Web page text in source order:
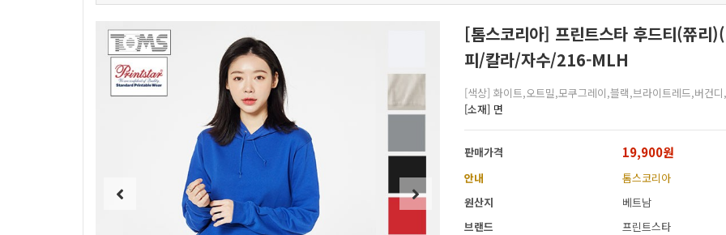
[톰스코리아] 프린트스타 후드티(쮸
피/칼라/자수/216-MLH
[색상] 화이트,오트밀,모쿠그레이,블랙,브라이트레드,버건
[소재] 면
판매가격 19,900원
안내
톰스코리아
원산지
베트남
브랜드
프린트스타